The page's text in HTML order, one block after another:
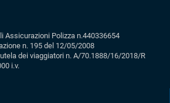
Assicurazioni Polizza n.440336654
n. 195 del 12/05/2008
dei viaggiatori n. A/70.1888/16/2018/R
i.v.